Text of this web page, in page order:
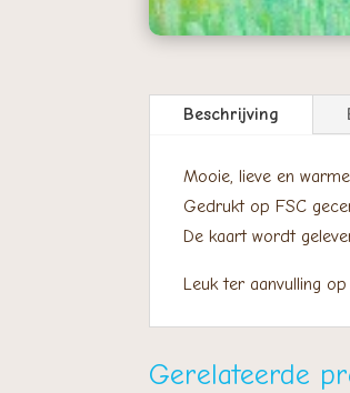
Beschrijving
Mooie, lieve en
Gedrukt op FSC
​De kaart wordt
Leuk ter aanvulling
Gerelateerde